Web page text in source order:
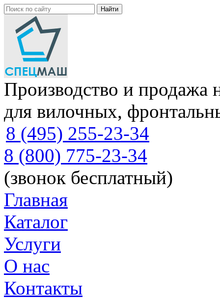
Производство и продажа
для вилочных,
8 (495) 255-23-34
8 (800) 775-23-34
(звонок бесплатный)
Главная
Каталог
Услуги
О нас
Контакты